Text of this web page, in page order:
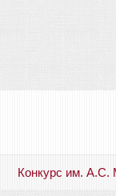
Конкурс им. А.С.